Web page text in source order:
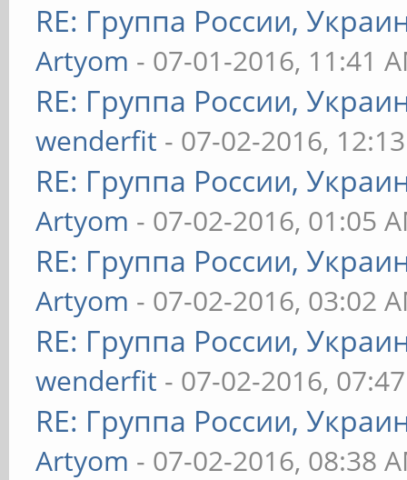
RE: Группа России,
Artyom - 07-01-2016, 11:41
RE: Группа России,
wenderfit - 07-02-2016,
RE: Группа России,
Artyom - 07-02-2016, 01:05
RE: Группа России,
Artyom - 07-02-2016, 03:02
RE: Группа России,
wenderfit - 07-02-2016,
RE: Группа России,
Artyom - 07-02-2016, 08:38